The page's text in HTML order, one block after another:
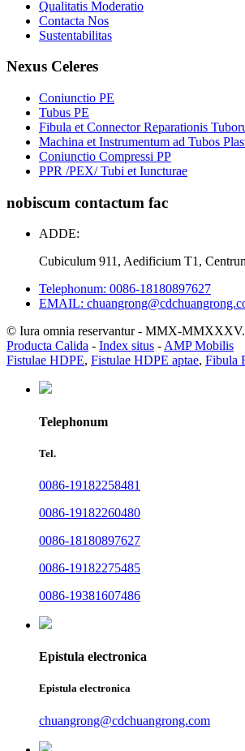
Qualitatis Moderatio
Contacta Nos
Sustentabilitas
Nexus Celeres
Coniunctio PE
Tubus PE
Fibula et Connector Reparationis
Machina et Instrumentum ad Tubos
Coniunctio Compressi PP
PPR /PEX/ Tubi et Iuncturae
nobiscum contactum fac
ADDE:
Cubiculum 911, Aedificium T1,
Telephonum: 0086-18180897627
EMAIL:
© Iura omnia reservantur - MMX-MMXXXV.
Producta Calida - Index situs -AMP Mobilis
Fistulae HDPE, Fistulae HDPE aptae, Fibula
Telephonum
Tel.
0086-19182258481
0086-19182260480
0086-18180897627
0086-19182275485
0086-19381607486
Epistula electronica
Epistula electronica
chuangrong@cdchuangrong.com